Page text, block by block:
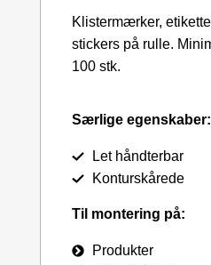
Klistermærker,
stickers på rulle.
100 stk.
Særlige egenskaber:
Let håndterbar
Konturskårede
Til montering på:
Produkter